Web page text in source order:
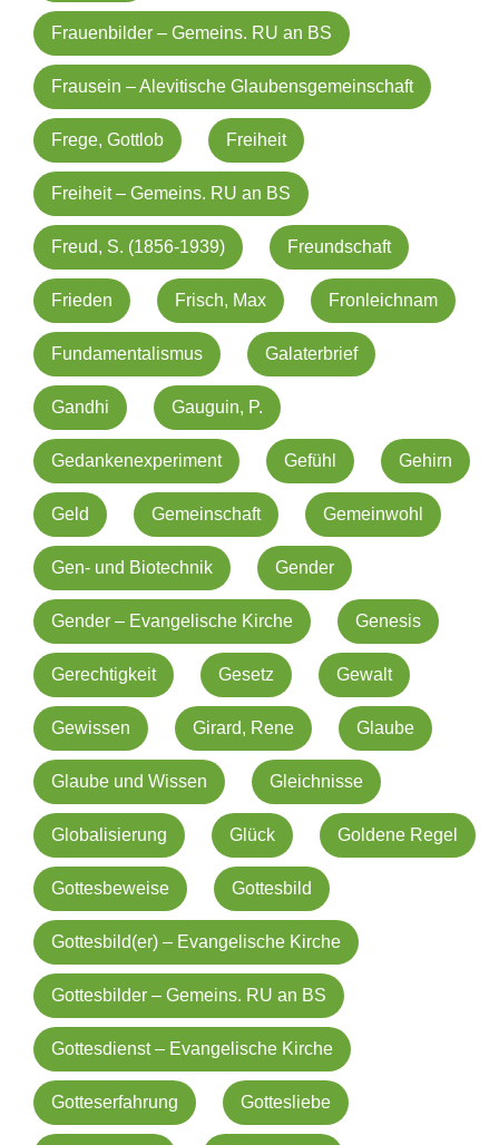
Frauenbilder – Gemeins. RU an BS
Frausein – Alevitische Glaubensgemeinschaft
Frege, Gottlob Freiheit
Freiheit – Gemeins. RU an BS
Freud, S. (1856-1939) Freundschaft
Frieden Frisch, Max Fronleichnam
Fundamentalismus Galaterbrief
Gandhi Gauguin, P.
Gedankenexperiment Gefühl Gehirn
Geld Gemeinschaft Gemeinwohl
Gen- und Biotechnik Gender
Gender – Evangelische Kirche Genesis
Gerechtigkeit Gesetz Gewalt
Gewissen Girard, Rene Glaube
Glaube und Wissen Gleichnisse
Globalisierung Glück Goldene Regel
Gottesbeweise Gottesbild
Gottesbild(er) – Evangelische Kirche
Gottesbilder – Gemeins. RU an BS
Gottesdienst – Evangelische Kirche
Gotteserfahrung Gottesliebe